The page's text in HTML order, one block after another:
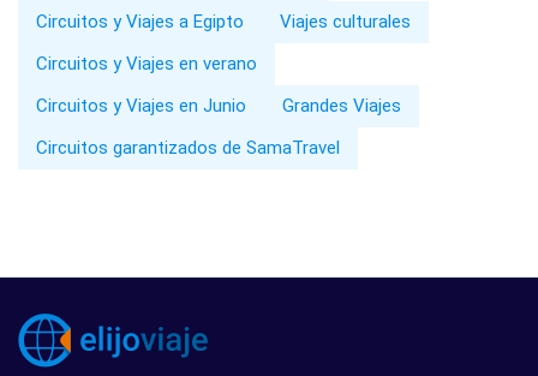
Circuitos y Viajes a Egipto
Viajes culturales
Circuitos y Viajes en verano
Circuitos y Viajes en Junio
Grandes Viajes
Circuitos garantizados de SamaTravel